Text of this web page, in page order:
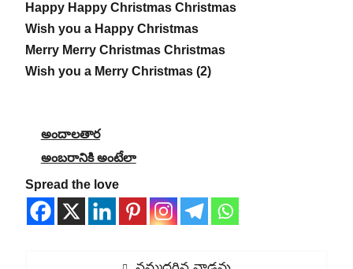
Happy Happy Christmas Christmas
Wish you a Happy Christmas
Merry Merry Christmas Christmas
Wish you a Merry Christmas (2)
అందాలతార
అంబరానికి అంటేలా
Spread the love
Previous